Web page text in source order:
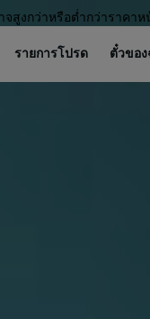
สูงกว่าหรือต่ำกว่าราคาห
รายการโปรด ตั๋วขอ